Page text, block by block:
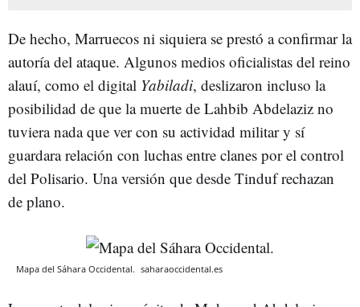
De hecho, Marruecos ni siquiera se prestó a confirmar la
autoría del ataque. Algunos medios oficialistas del reino
alauí, como el digital Yabiladi, deslizaron incluso la
posibilidad de que la muerte de Lahbib Abdelaziz no
tuviera nada que ver con su actividad militar y sí
guardara relación con luchas entre clanes por el control
del Polisario. Una versión que desde Tinduf rechazan
de plano.
Mapa del Sáhara Occidental. saharaoccidental.es